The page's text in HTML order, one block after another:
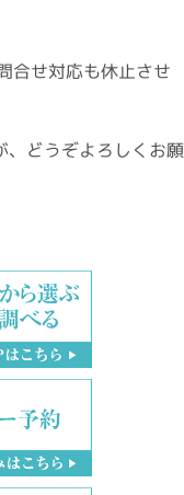
合せ対応も休止させ
、どうぞよろしくお願